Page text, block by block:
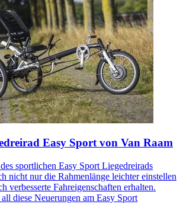
Easy Sport von Van Raam
sportlichen Easy Sport Liegedreirads
nicht nur die Rahmenlänge leichter einstellen
verbesserte Fahreigenschaften erhalten.
diese Neuerungen am Easy Sport